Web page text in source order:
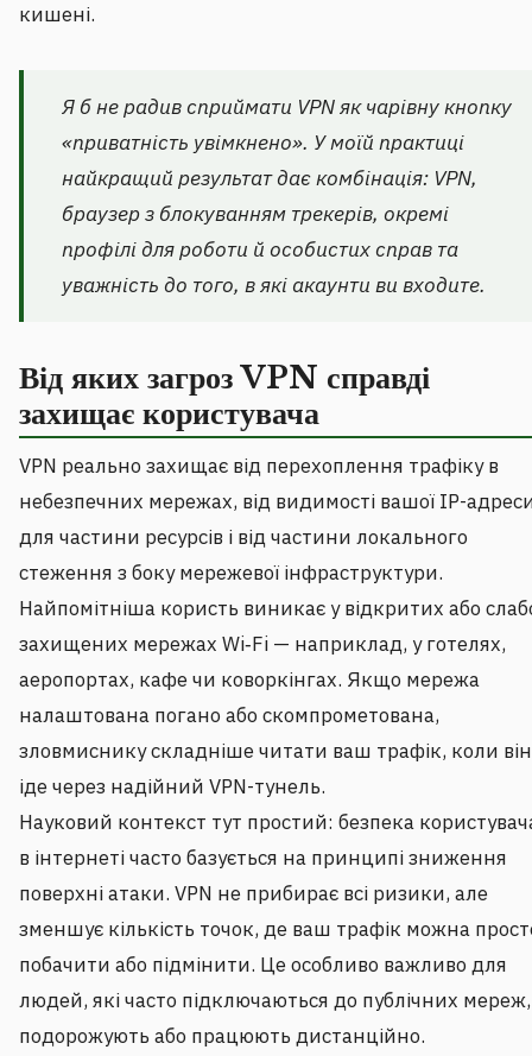
кишені.
Я б не радив сприймати VPN як чарівну кнопку
«приватність увімкнено». У моїй практиці
найкращий результат дає комбінація: VPN,
браузер з блокуванням трекерів, окремі
профілі для роботи й особистих справ та
уважність до того, в які акаунти ви входите.
Від яких загроз VPN справді
захищає користувача
VPN реально захищає від перехоплення трафіку в
небезпечних мережах, від видимості вашої IP-
для частини ресурсів і від частини локального
стеження з боку мережевої інфраструктури.
Найпомітніша користь виникає у відкритих або
захищених мережах Wi‑Fi — наприклад, у готелях,
аеропортах, кафе чи коворкінгах. Якщо мережа
налаштована погано або скомпрометована,
зловмиснику складніше читати ваш трафік, коли він
іде через надійний VPN-тунель.
Науковий контекст тут простий: безпека
в інтернеті часто базується на принципі зниження
поверхні атаки. VPN не прибирає всі ризики, але
зменшує кількість точок, де ваш трафік можна
побачити або підмінити. Це особливо важливо для
людей, які часто підключаються до публічних мереж,
подорожують або працюють дистанційно.